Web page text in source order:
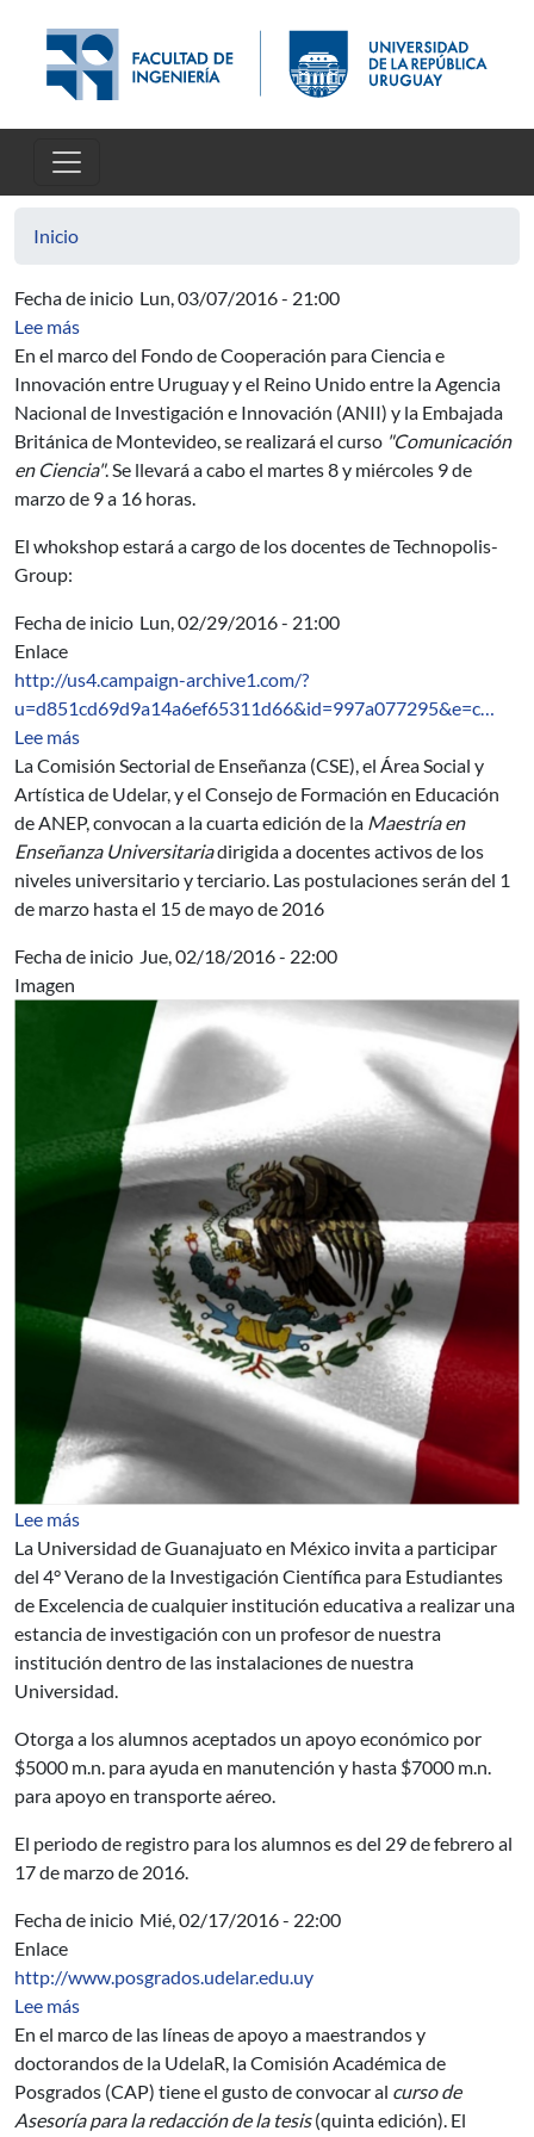
Inicio
Fecha de inicio Lun, 03/07/2016 - 21:00
Lee mássobre Curso de Comunicación en Ciencia
En el marco del Fondo de Cooperación para Ciencia e
Innovación entre Uruguay y el Reino Unido entre la Agencia
Nacional de Investigación e Innovación (ANII) y la Embajada
Británica de Montevideo, se realizará el curso "Comunicación
en Ciencia". Se llevará a cabo el martes 8 y miércoles 9 de
marzo de 9 a 16 horas.
El whokshop estará a cargo de los docentes de Technopolis-
Group:
Fecha de inicio Lun, 02/29/2016 - 21:00
Enlace
http://us4.campaign-archive1.com/?
u=d851cd69d9a14a6ef65311d66&id=997a077295&e=c…
Lee mássobre Maestría en Enseñanza Universitaria. Cuarta
La Comisión Sectorial de Enseñanza (CSE), el Área Social y
Artística de Udelar, y el Consejo de Formación en Educación
de ANEP, convocan a la cuarta edición de la Maestría en
Enseñanza Universitariadirigida a docentes activos de los
niveles universitario y terciario. Las postulaciones serán del 1
de marzo hasta el 15 de mayo de 2016
Fecha de inicio Jue, 02/18/2016 - 22:00
Imagen
Lee mássobre Universidad de Guanajuato, México: estadías de
La Universidad de Guanajuato en México invita a participar
del 4° Verano de la Investigación Científica para Estudiantes
de Excelencia de cualquier institución educativa a realizar una
estancia de investigación con un profesor de nuestra
institución dentro de las instalaciones de nuestra
Universidad.
Otorga a los alumnos aceptados un apoyo económico por
$5000 m.n. para ayuda en manutención y hasta $7000 m.n.
para apoyo en transporte aéreo.
El periodo de registro para los alumnos es del 29 de febrero al
17 de marzo de 2016.
Fecha de inicio Mié, 02/17/2016 - 22:00
Enlace
http://www.posgrados.udelar.edu.uy
Lee mássobre Curso de Asesoría para la redacción de la tesis
En el marco de las líneas de apoyo a maestrandos y
doctorandos de la UdelaR, la Comisión Académica de
Posgrados (CAP) tiene el gusto de convocar al curso de
Asesoría para la redacción de la tesis(quinta edición). El